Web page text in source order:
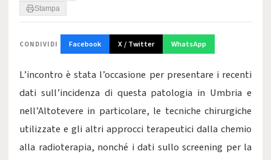
Stampa
CONDIVIDI Facebook X / Twitter WhatsApp
L’incontro è stata l’occasione per presentare i recenti
dati sull’incidenza di questa patologia in Umbria e
nell’Altotevere in particolare, le tecniche chirurgiche
utilizzate e gli altri approcci terapeutici dalla chemio
alla radioterapia, nonché i dati sullo screening per la